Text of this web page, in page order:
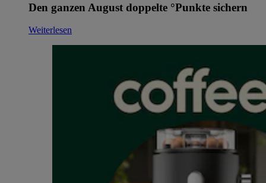
Den ganzen August doppelte °Punkte sichern
Weiterlesen